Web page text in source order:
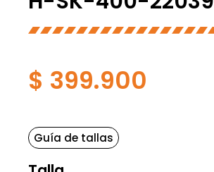
$ 399.900
Guía de tallas